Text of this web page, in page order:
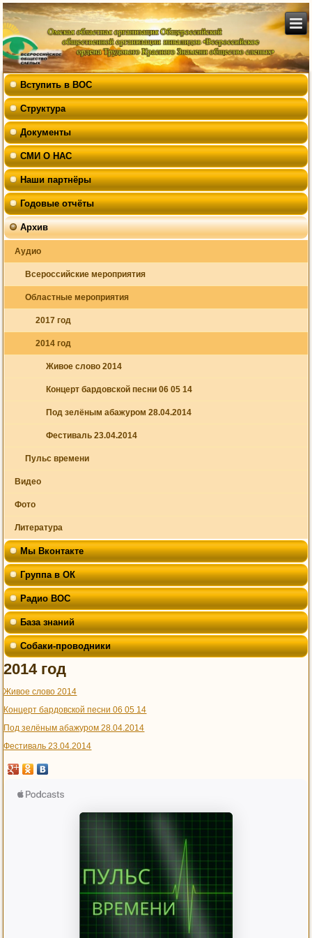
Вступить в ВОС
Структура
Документы
СМИ О НАС
Наши партнёры
Годовые отчёты
Архив
Аудио
Всероссийские мероприятия
Областные мероприятия
2017 год
2014 год
Живое слово 2014
Концерт бардовской песни 06 05 14
Под зелёным абажуром 28.04.2014
Фестиваль 23.04.2014
Пульс времени
Видео
Фото
Литература
Мы Вконтакте
Группа в ОК
Радио ВОС
База знаний
Собаки-проводники
2014 год
Живое слово 2014
Концерт бардовской песни 06 05 14
Под зелёным абажуром 28.04.2014
Фестиваль 23.04.2014